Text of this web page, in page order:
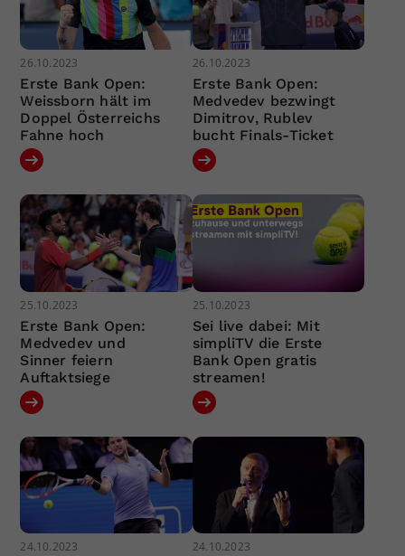
26.10.2023
Erste Bank Open:
Weissborn hält im
Doppel Österreichs
Fahne hoch
26.10.2023
Erste Bank Open:
Medvedev bezwingt
Dimitrov, Rublev
bucht Finals-Ticket
25.10.2023
Erste Bank Open:
Medvedev und
Sinner feiern
Auftaktsiege
25.10.2023
Sei live dabei: Mit
simpliTV die Erste
Bank Open gratis
streamen!
24.10.2023 24.10.2023